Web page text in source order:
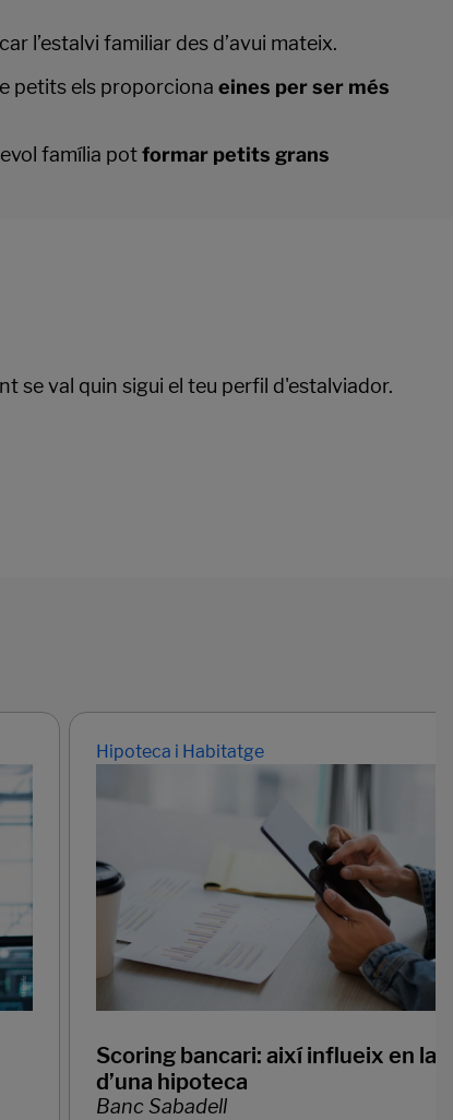
l’estalvi familiar des d’avui mateix.
petits els proporciona eines per ser més
família potformar petits grans
se val quin sigui el teu perfil d'estalviador.
Hipoteca i Habitatge
Scoring bancari: així influeix en la
d’una hipoteca
Banc Sabadell